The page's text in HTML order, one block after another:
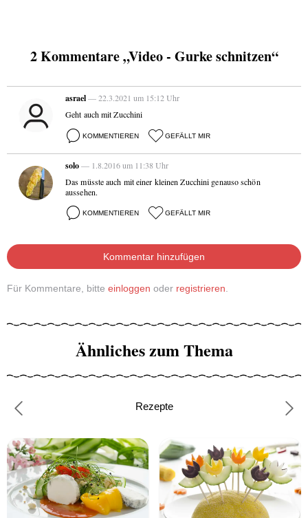
2 Kommentare „Video - Gurke schnitzen“
asrael— 22.3.2021 um 15:12 Uhr
Geht auch mit Zucchini
KOMMENTIEREN GEFÄLLT MIR
solo— 1.8.2016 um 11:38 Uhr
Das müsste auch mit einer kleinen Zucchini genauso schön
aussehen.
KOMMENTIEREN GEFÄLLT MIR
Kommentar hinzufügen
Für Kommentare, bitte einloggen oder registrieren
Ähnliches zum Thema
Rezepte